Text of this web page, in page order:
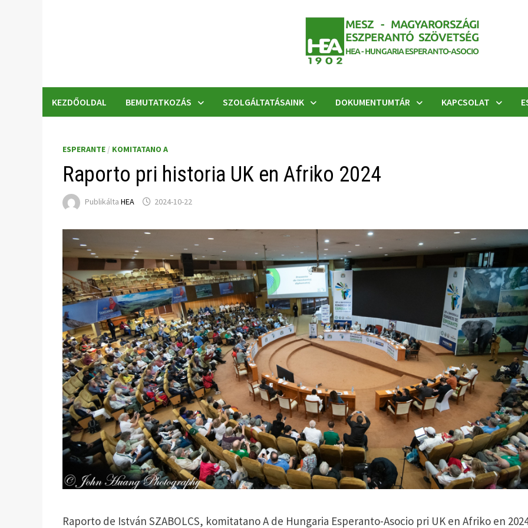
KEZDŐOLDAL BEMUTATKOZÁS SZOLGÁLTATÁSAINK DOKUMENTUMTÁR KAPCSOLAT
ESPERANTE / KOMITATANO A
Raporto pri historia UK en Afriko 2024
PublikáltaHEA 2024-10-22
Raporto de István SZABOLCS, komitatano A de Hungaria Esperanto-Asocio pri UK en Afriko en